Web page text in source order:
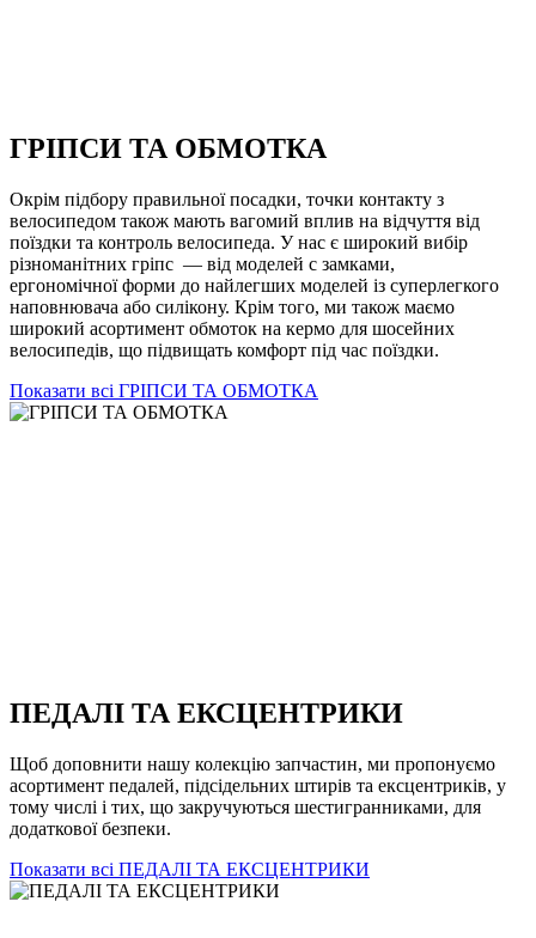
ГРІПСИ ТА ОБМОТКА
Окрім підбору правильної посадки, точки контакту з
велосипедом також мають вагомий вплив на відчуття від
поїздки та контроль велосипеда. У нас є широкий вибір
різноманітних гріпс — від моделей с замками,
ергономічної форми до найлегших моделей із суперлегкого
наповнювача або силікону. Крім того, ми також маємо
широкий асортимент обмоток на кермо для шосейних
велосипедів, що підвищать комфорт під час поїздки.
Показати всі ГРІПСИ ТА ОБМОТКА
ПЕДАЛІ ТА ЕКСЦЕНТРИКИ
Щоб доповнити нашу колекцію запчастин, ми пропонуємо
асортимент педалей, підсідельних штирів та ексцентриків, у
тому числі і тих, що закручуються шестигранниками, для
додаткової безпеки.
Показати всі ПЕДАЛІ ТА ЕКСЦЕНТРИКИ